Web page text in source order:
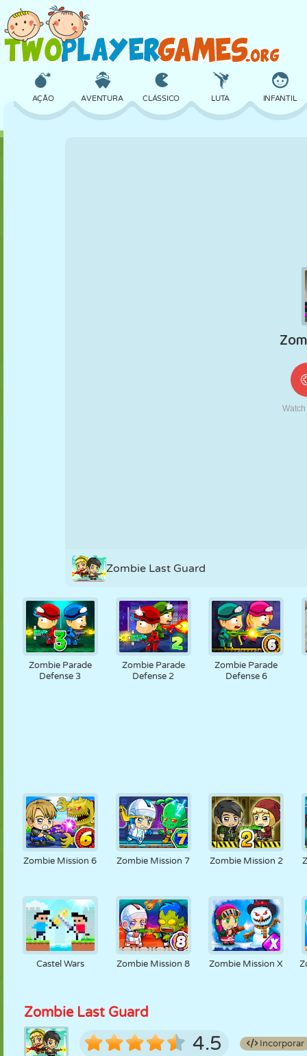
AÇÃO AVENTURA CLÁSSICO LUTA INFANTIL
JOGO DA
VELHA
Zombie Last Guard
Zombie Parade
Defense 3
Zombie Parade
Defense 2
Zombie Parade
Defense 6
Zombie Mission 6 Zombie Mission 7 Zombie Mission 2
Castel Wars Zombie Mission 8 Zombie Mission X
Zombie Last Guard
4.5 Incorporar